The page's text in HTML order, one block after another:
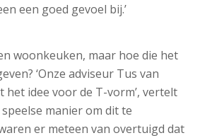
een goed gevoel bij.’
woonkeuken, maar hoe die het
‘Onze adviseur Tus van
het idee voor de T-vorm’, vertelt
speelse manier om dit te
er meteen van overtuigd dat